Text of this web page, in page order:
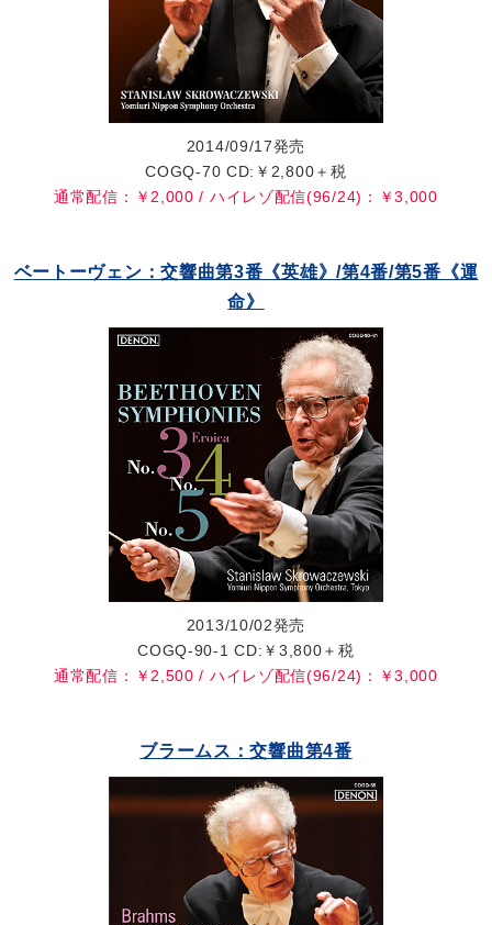
2014/09/17発売
COGQ-70 CD:￥2,800＋税
通常配信：￥2,000 / ハイレゾ配信(96/24)：￥3,000
ベートーヴェン：交響曲第3番《英雄》/第4番/第5番《運
命》
2013/10/02発売
COGQ-90-1 CD:￥3,800＋税
通常配信：￥2,500 / ハイレゾ配信(96/24)：￥3,000
ブラームス：交響曲第4番